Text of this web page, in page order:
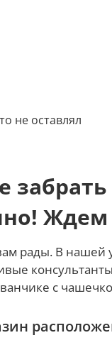
не оставлял
Ждем
рады. В нашей
с